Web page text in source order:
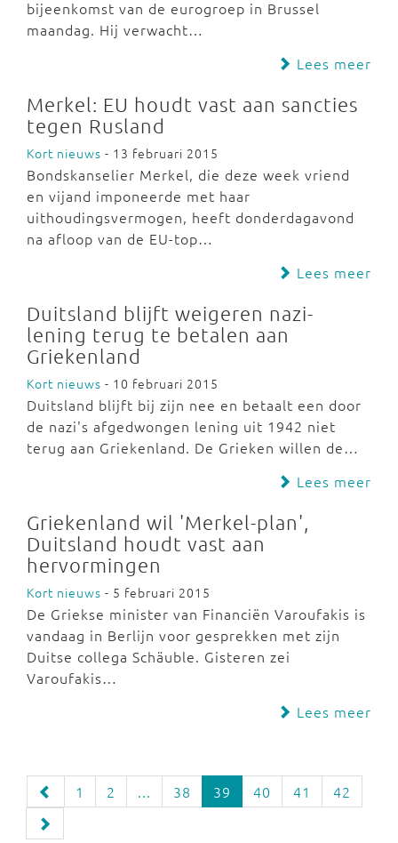
bijeenkomst van de eurogroep in Brussel
maandag. Hij verwacht…
Lees meer
Merkel: EU houdt vast aan sancties
tegen Rusland
Kort nieuws - 13 februari 2015
Bondskanselier Merkel, die deze week vriend
en vijand imponeerde met haar
uithoudingsvermogen, heeft donderdagavond
na afloop van de EU-top…
Lees meer
Duitsland blijft weigeren nazi-
lening terug te betalen aan
Griekenland
Kort nieuws - 10 februari 2015
Duitsland blijft bij zijn nee en betaalt een door
de nazi's afgedwongen lening uit 1942 niet
terug aan Griekenland. De Grieken willen de…
Lees meer
Griekenland wil 'Merkel-plan',
Duitsland houdt vast aan
hervormingen
Kort nieuws - 5 februari 2015
De Griekse minister van Financiën Varoufakis is
vandaag in Berlijn voor gesprekken met zijn
Duitse collega Schäuble. Gisteren zei
Varoufakis…
Lees meer
1 2 ... 38 39 40 41 42